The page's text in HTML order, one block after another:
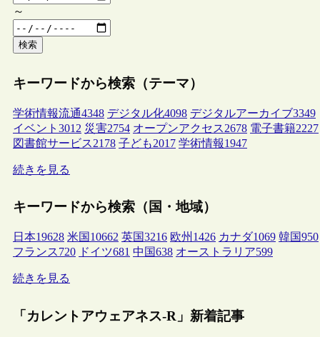
～
検索
キーワードから検索（テーマ）
学術情報流通4348 デジタル化4098 デジタルアーカイブ3349
イベント 3012 災害2754 オープンアクセス2678 電子書籍2227
図書館サービス2178 子ども2017 学術情報1947
続きを見る
キーワードから検索（国・地域）
日本19628 米国 10662 英国3216 欧州 1426 カナダ1069 韓国950
フランス720 ドイツ681 中国638 オーストラリア599
続きを見る
「カレントアウェアネス-R」新着記事